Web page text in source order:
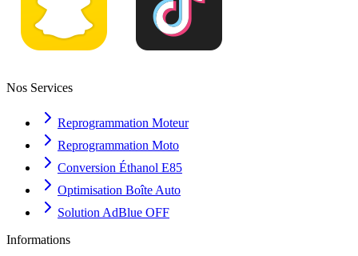
Nos Services
Reprogrammation Moteur
Reprogrammation Moto
Conversion Éthanol E85
Optimisation Boîte Auto
Solution AdBlue OFF
Informations